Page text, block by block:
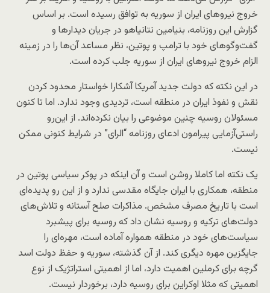
خروج نیروهای ایران از سوریه به توافق رسیده است. بر اساس
گزارش این روزنامه، بنیامین نتانیاهو در جریان دیدارها و
گفت‌وگوهای خود با ترامپ و پوتین، نظر مساعد آن‌ها را در زمینه
الزام خروج نیروهای ایران از سوریه جلب کرده است.
در این نکته که دولت جدید آمریکا آشکارا خواستار محدود کردن
نقش و نفوذ ایران در منطقه است، تردیدی وجود ندارد. اما تا کنون
مسئولان روسیه چنین موضوعی را بیان نکرده‌اند. از این‌رو
راستی‌آزمایی پیرامون ادعای روزنامه “الرای” در شرایط کنونی ممکن
نیست.
یک نکته اما کاملا روشن است و آن اینکه در پوکر سیاسی پوتین در
منطقه، همکاری با ایران جایگاه مقدسی ندارد و از این رو پدیده‌ای
است با تاریخ مصرف مشخص. مذاکرات صلح آستانه و تلاش‌های
دولت‌های ترکیه و روسیه نشان داد که روسیه برای پیشبرد
سیاست‌های خود در منطقه همواره آماده است، مهره‌ای را
جایگزین مهره دیگری کند. از آن گذشته، سوریه و حفظ دولت اسد
گرچه برای کرملین اهمیت دارد، اما از اهمیتی استراتژیک از نوع
اهمیتی که مثلا اوکراین برای روسیه دارد، برخوردار نیست.